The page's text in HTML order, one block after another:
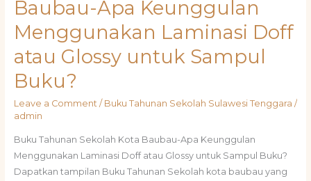
Baubau-Apa Keunggulan
Menggunakan Laminasi Doff
atau Glossy untuk Sampul
Buku?
Leave a Comment / Buku Tahunan Sekolah Sulawesi Tenggara /
admin
Buku Tahunan Sekolah Kota Baubau-Apa Keunggulan
Menggunakan Laminasi Doff atau Glossy untuk Sampul Buku?
Dapatkan tampilan Buku Tahunan Sekolah kota baubau yang